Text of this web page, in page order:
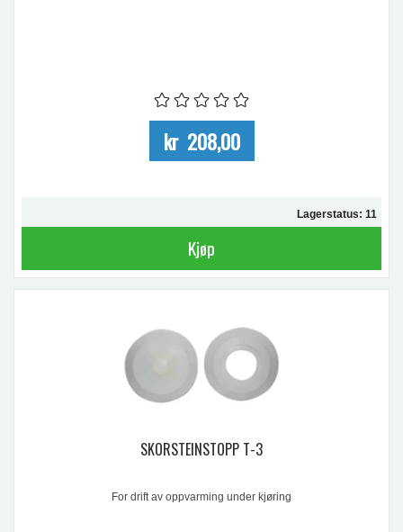
kr 208,00
Lagerstatus: 11
Kjøp
SKORSTEINSTOPP T-3
For drift av oppvarming under kjøring